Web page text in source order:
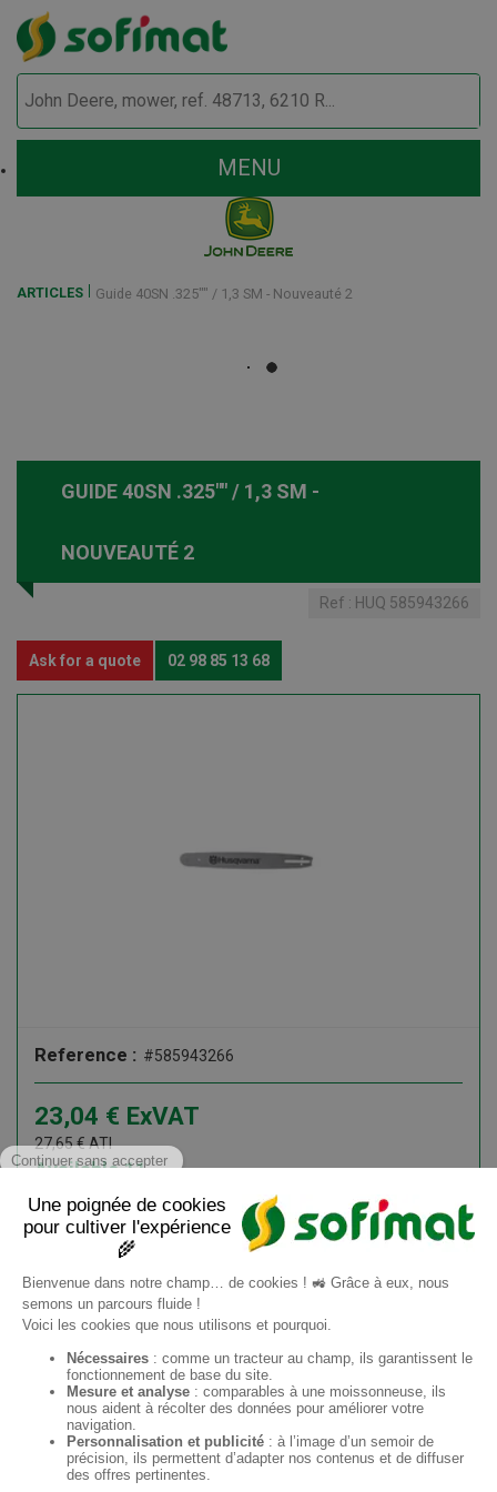
MENU
ARTICLES Guide 40SN .325"" / 1,3 SM - Nouveauté 2
GUIDE 40SN .325"" / 1,3 SM -
NOUVEAUTÉ 2
Ref : HUQ 585943266
Ask for a quote 02 98 85 13 68
Reference : #585943266
23,04 € ExVAT
27,65€ATI
11
Available
Add to cart
EN
Sofimat